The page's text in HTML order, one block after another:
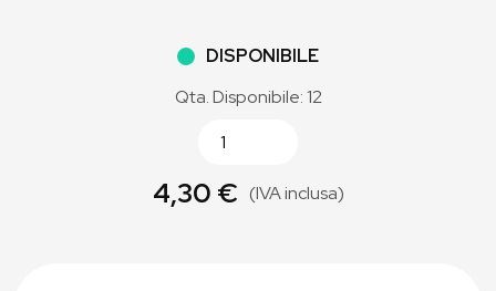
DISPONIBILE
Qta. Disponibile: 12
4,30 € (IVA inclusa)